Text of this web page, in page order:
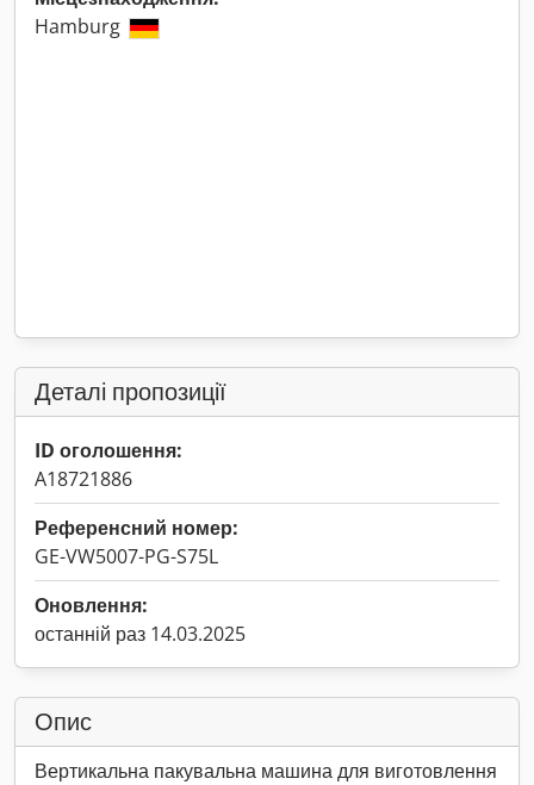
Hamburg
Деталі пропозиції
ID оголошення:
A18721886
Референсний номер:
GE-VW5007-PG-S75L
Оновлення:
останній раз 14.03.2025
Опис
Вертикальна пакувальна машина для виготовлення